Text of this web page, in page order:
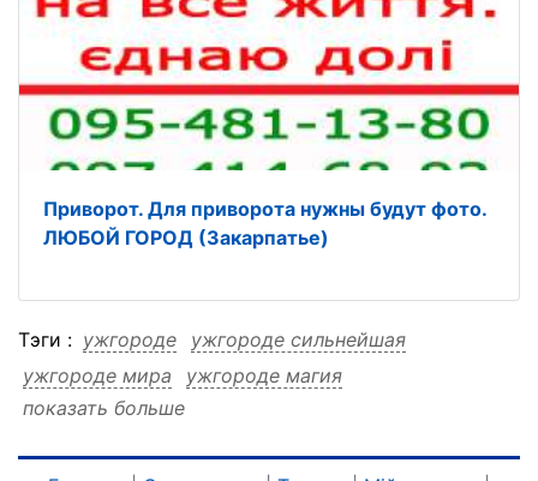
Приворот. Для приворота нужны будут фото.
ЛЮБОЙ ГОРОД (Закарпатье)
Тэги : ужгороде
ужгороде сильнейшая
ужгороде мира
ужгороде магия
ужгороде любом
показать больше